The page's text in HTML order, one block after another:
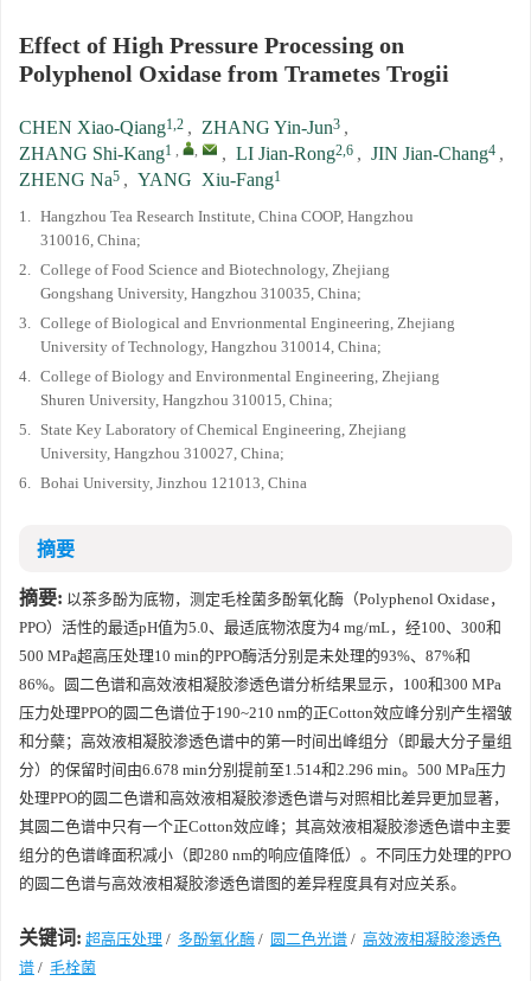
Effect of High Pressure Processing on
Polyphenol Oxidase from Trametes Trogii
CHEN Xiao-Qiang1,2 , ZHANG Yin-Jun3 ,
ZHANG Shi-Kang1 , , , LI Jian-Rong2,6 , JIN Jian-Chang4 ,
ZHENG Na5 , YANG Xiu-Fang1
1. Hangzhou Tea Research Institute, China COOP, Hangzhou
310016, China;
2. College of Food Science and Biotechnology, Zhejiang
Gongshang University, Hangzhou 310035, China;
3. College of Biological and Envrionmental Engineering, Zhejiang
University of Technology, Hangzhou 310014, China;
4. College of Biology and Environmental Engineering, Zhejiang
Shuren University, Hangzhou 310015, China;
5. State Key Laboratory of Chemical Engineering, Zhejiang
University, Hangzhou 310027, China;
6. Bohai University, Jinzhou 121013, China
摘要
摘要: 以茶多酚为底物，测定毛栓菌多酚氧化酶（Polyphenol Oxidase，
PPO）活性的最适pH值为5.0、最适底物浓度为4 mg/mL，经100、300和
500 MPa超高压处理10 min的PPO酶活分别是未处理的93%、87%和
86%。圆二色谱和高效液相凝胶渗透色谱分析结果显示，100和300 MPa
压力处理PPO的圆二色谱位于190~210 nm的正Cotton效应峰分别产生褶皱
和分蘖；高效液相凝胶渗透色谱中的第一时间出峰组分（即最大分子量组
分）的保留时间由6.678 min分别提前至1.514和2.296 min。500 MPa压力
处理PPO的圆二色谱和高效液相凝胶渗透色谱与对照相比差异更加显著，
其圆二色谱中只有一个正Cotton效应峰；其高效液相凝胶渗透色谱中主要
组分的色谱峰面积减小（即280 nm的响应值降低）。不同压力处理的PPO
的圆二色谱与高效液相凝胶渗透色谱图的差异程度具有对应关系。
关键词: 超高压处理 / 多酚氧化酶 / 圆二色光谱 / 高效液相凝胶渗透色
谱 / 毛栓菌